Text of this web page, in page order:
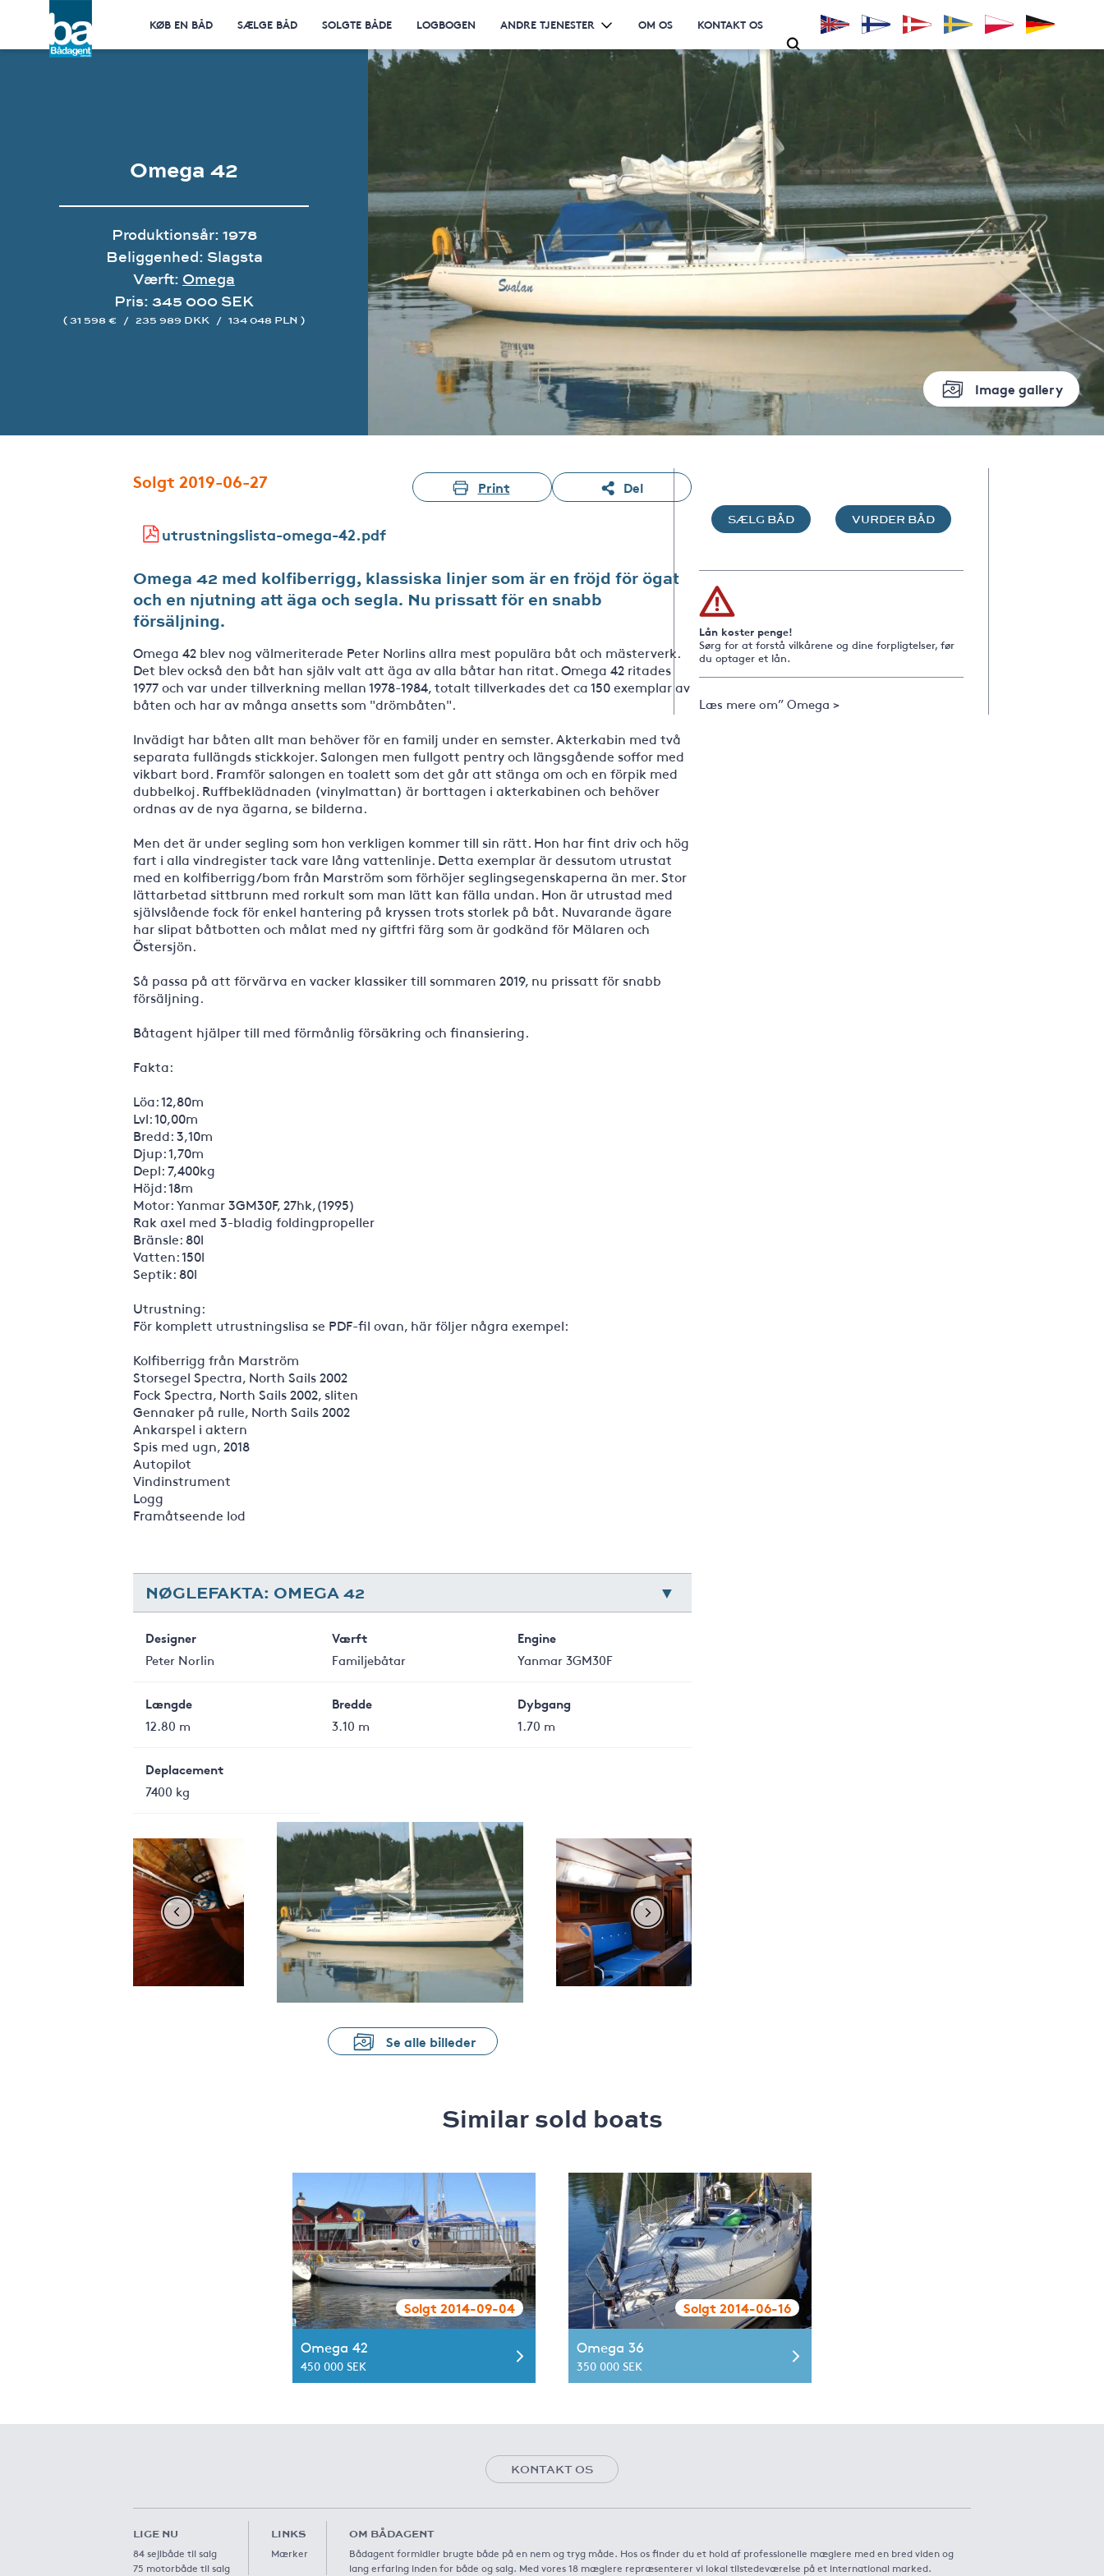
KØB EN BÅD SÆLGE BÅD SOLGTE BÅDE LOGBOGEN ANDRE TJENESTER OM OS KONTAKT OS
Image gallery
Omega 42
Produktionsår: 1978
Beliggenhed: Slagsta
Værft: Omega
Pris: 345 000 SEK
( 31 598 € / 235 989 DKK / 134 048 PLN )
Solgt 2019-06-27 Print Del
utrustningslista-omega-42.pdf
Omega 42 med kolfiberrigg, klassiska linjer som är en fröjd för ögat
och en njutning att äga och segla. Nu prissatt för en snabb
försäljning.
Omega 42 blev nog välmeriterade Peter Norlins allra mest populära båt och mästerverk.
Det blev också den båt han själv valt att äga av alla båtar han ritat. Omega 42 ritades
1977 och var under tillverkning mellan 1978-1984, totalt tillverkades det ca 150 exemplar av
båten och har av många ansetts som "drömbåten".
Invädigt har båten allt man behöver för en familj under en semster. Akterkabin med två
separata fullängds stickkojer. Salongen men fullgott pentry och längsgående soffor med
vikbart bord. Framför salongen en toalett som det går att stänga om och en förpik med
dubbelkoj. Ruffbeklädnaden (vinylmattan) är borttagen i akterkabinen och behöver
ordnas av de nya ägarna, se bilderna.
Men det är under segling som hon verkligen kommer till sin rätt. Hon har fint driv och hög
fart i alla vindregister tack vare lång vattenlinje. Detta exemplar är dessutom utrustat
med en kolfiberrigg/bom från Marström som förhöjer seglingsegenskaperna än mer. Stor
lättarbetad sittbrunn med rorkult som man lätt kan fälla undan. Hon är utrustad med
självslående fock för enkel hantering på kryssen trots storlek på båt. Nuvarande ägare
har slipat båtbotten och målat med ny giftfri färg som är godkänd för Mälaren och
Östersjön.
Så passa på att förvärva en vacker klassiker till sommaren 2019, nu prissatt för snabb
försäljning.
Båtagent hjälper till med förmånlig försäkring och finansiering.
Fakta:
Löa: 12,80m
Lvl: 10,00m
Bredd: 3,10m
Djup: 1,70m
Depl: 7,400kg
Höjd: 18m
Motor: Yanmar 3GM30F, 27hk,(1995)
Rak axel med 3-bladig foldingpropeller
Bränsle: 80l
Vatten: 150l
Septik: 80l
Utrustning:
För komplett utrustningslisa se PDF-fil ovan, här följer några exempel:
Kolfiberrigg från Marström
Storsegel Spectra, North Sails 2002
Fock Spectra, North Sails 2002, sliten
Gennaker på rulle, North Sails 2002
Ankarspel i aktern
Spis med ugn, 2018
Autopilot
Vindinstrument
Logg
Framåtseende lod
NØGLEFAKTA: OMEGA 42
Designer
Peter Norlin
Værft
Familjebåtar
Engine
Yanmar 3GM30F
Længde
12.80 m
Bredde
3.10 m
Dybgang
1.70 m
Deplacement
7400 kg
Se alle billeder
SÆLG BÅD VURDER BÅD
Lån koster penge!
Sørg for at forstå vilkårene og dine forpligtelser, før
du optager et lån.
Læs mere om” Omega >
Similar sold boats
Solgt 2014-09-04
Omega 42
450 000 SEK
Solgt 2014-06-16
Omega 36
350 000 SEK
KONTAKT OS
LIGE NU
84 sejlbåde til salg
75 motorbåde til salg
LINKS
Mærker
OM BÅDAGENT
Bådagent formidler brugte både på en nem og tryg måde. Hos os finder du et hold af professionelle mæglere med en bred viden og
lang erfaring inden for både og salg. Med vores 18 mæglere repræsenterer vi lokal tilstedeværelse på et international marked.